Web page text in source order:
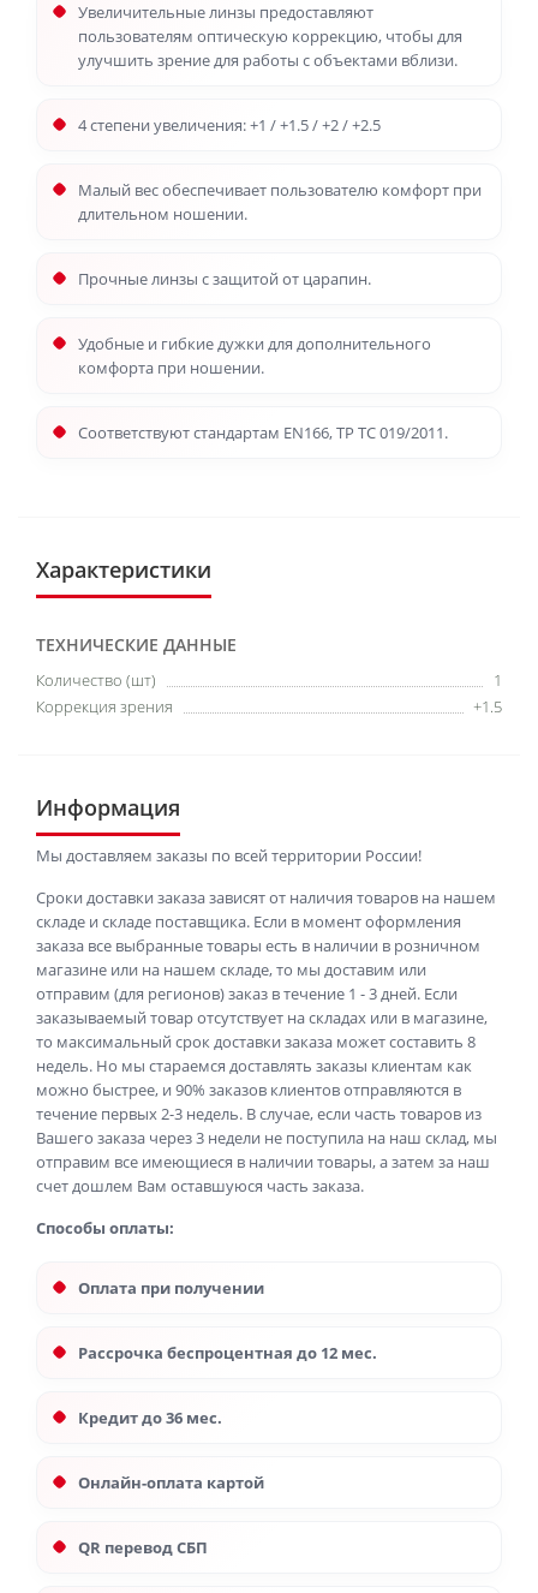
Увеличительные линзы предоставляют
пользователям оптическую коррекцию, чтобы для
улучшить зрение для работы с объектами вблизи.
4 степени увеличения: +1 / +1.5 / +2 / +2.5
Малый вес обеспечивает пользователю комфорт при
длительном ношении.
Прочные линзы с защитой от царапин.
Удобные и гибкие дужки для дополнительного
комфорта при ношении.
Соответствуют стандартам EN166, ТР ТС 019/2011.
Характеристики
ТЕХНИЧЕСКИЕ ДАННЫЕ
Количество (шт)
1
Коррекция зрения
+1.5
Информация
Мы доставляем заказы по всей территории России!
Сроки доставки заказа зависят от наличия товаров на нашем
складе и складе поставщика. Если в момент оформления
заказа все выбранные товары есть в наличии в розничном
магазине или на нашем складе, то мы доставим или
отправим (для регионов) заказ в течение 1 - 3 дней. Если
заказываемый товар отсутствует на складах или в магазине,
то максимальный срок доставки заказа может составить 8
недель. Но мы стараемся доставлять заказы клиентам как
можно быстрее, и 90% заказов клиентов отправляются в
течение первых 2-3 недель. В случае, если часть товаров из
Вашего заказа через 3 недели не поступила на наш склад, мы
отправим все имеющиеся в наличии товары, а затем за наш
счет дошлем Вам оставшуюся часть заказа.
Способы оплаты:
Оплата при получении
Рассрочка беспроцентная до 12 мес.
Кредит до 36 мес.
Онлайн-оплата картой
QR перевод СБП